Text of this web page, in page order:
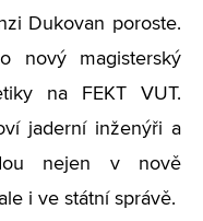
Dukovan poroste.
nový magisterský
na FEKT VUT.
jaderní inženýři a
nejen v nově
i ve státní správě.